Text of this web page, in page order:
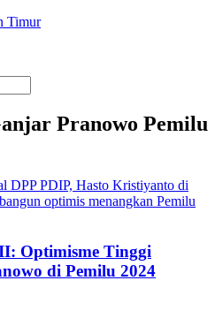
Timur
Pranowo Pemilu
Optimisme Tinggi
di Pemilu 2024